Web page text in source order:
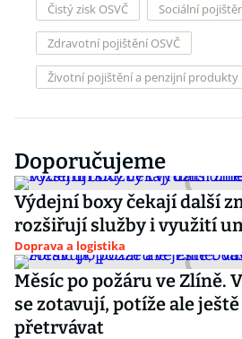
Čistý zisk OSVČ Sociální
Zdravotní pojištění OSVČ
Životní pojištění a penzijní produkty
Doporučujeme
Výdejní boxy čekají další
rozšiřují služby i využití
Doprava a logistika
Měsíc po požáru ve Zlíně.
se zotavují, potíže ale
přetrvávat